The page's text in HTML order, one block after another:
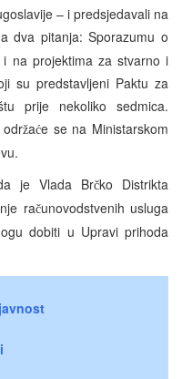
– i predsjedavali na
dva pitanja: Sporazumu o
i na projektima za stvarno i
su predstavljeni Paktu za
prije nekoliko sedmica.
žaće se na Ministarskom
je Vlada Brčko Distrikta
računovodstvenih usluga
dobiti u Upravi prihoda